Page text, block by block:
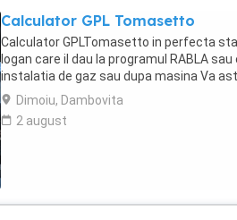
Calculator GPL Tomasetto
Calculator GPLTomasetto in perfecta
logan care il dau la programul RABLA
instalatia de gaz sau dupa masina Va
Dimoiu, Dambovita
2 august